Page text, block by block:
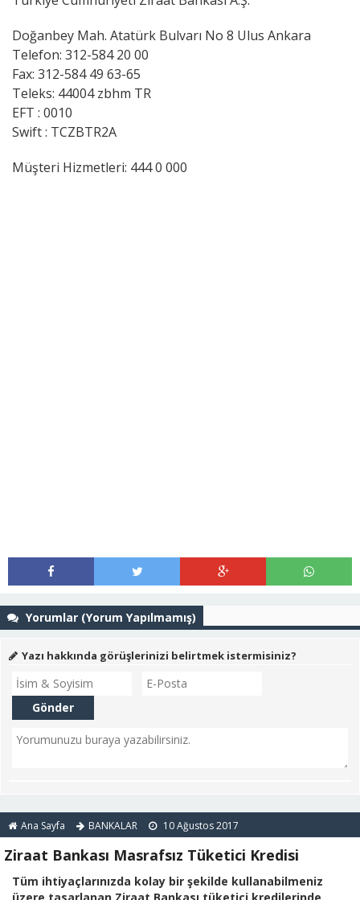
Doğanbey Mah. Atatürk Bulvarı No 8 Ulus Ankara
Telefon: 312-584 20 00
Fax: 312-584 49 63-65
Teleks: 44004 zbhm TR
EFT : 0010
Swift : TCZBTR2A
Müşteri Hizmetleri: 444 0 000
Yorumlar (Yorum Yapılmamış)
Yazı hakkında görüşlerinizi belirtmek istermisiniz?
Ana Sayfa BANKALAR 10 Ağustos 2017
Ziraat Bankası Masrafsız Tüketici Kredisi
Tüm ihtiyaçlarınızda kolay bir şekilde kullanabilmeniz